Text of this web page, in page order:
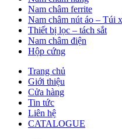
Nam châm ferrite
Nam châm nút áo – Túi
Thiết bị lọc – tách sắt
Nam châm điện
Hộp cứng
Trang chủ
Giới thiệu
Cửa hàng
Tin tức
Liên hệ
CATALOGUE